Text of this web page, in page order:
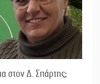
στον Δ. Σπάρτης;